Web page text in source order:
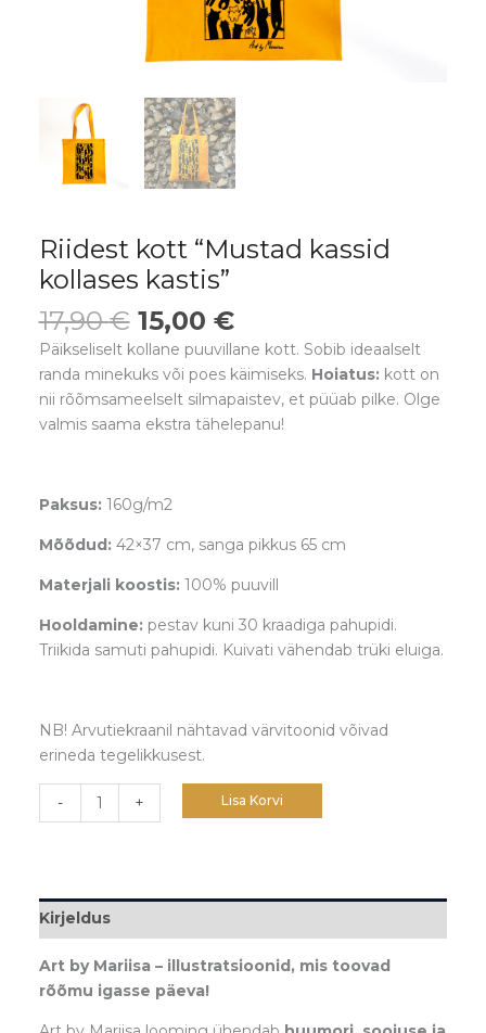
Riidest kott “Mustad kassid
kollases kastis”
17,90€ 15,00 €
Päikseliselt kollane puuvillane kott. Sobib ideaalselt
randa minekuks või poes käimiseks. Hoiatus: kott on
nii rõõmsameelselt silmapaistev, et püüab pilke. Olge
valmis saama ekstra tähelepanu!
Paksus: 160g/m2
Mõõdud: 42×37 cm, sanga pikkus 65 cm
Materjali koostis: 100% puuvill
Hooldamine: pestav kuni 30 kraadiga pahupidi.
Triikida samuti pahupidi. Kuivati vähendab trüki eluiga.
NB! Arvutiekraanil nähtavad värvitoonid võivad
erineda tegelikkusest.
- + Lisa Korvi
Kirjeldus
Art by Mariisa – illustratsioonid, mis toovad
rõõmu igasse päeva!